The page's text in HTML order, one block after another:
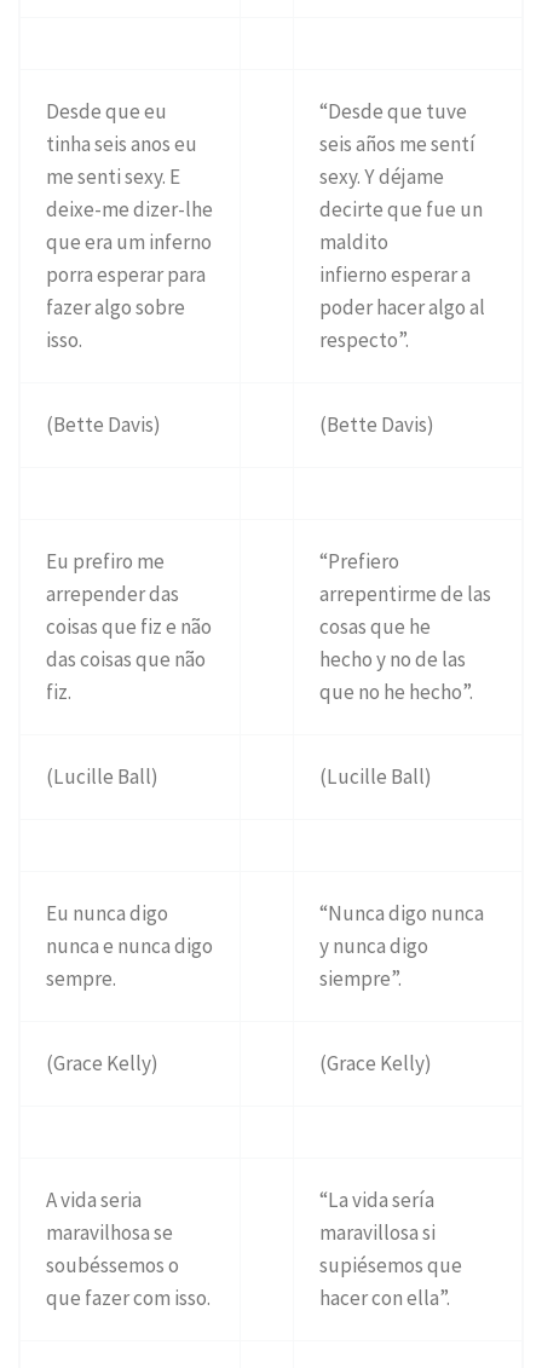
Desde que eu
tinha seis anos eu
me senti sexy. E
deixe-me dizer-lhe
que era um inferno
porra esperar para
fazer algo sobre
isso.
“Desde que tuve
seis años me sentí
sexy. Y déjame
decirte que fue un
maldito
infierno esperar a
poder hacer algo al
respecto”.
(Bette Davis) (Bette Davis)
Eu prefiro me
arrepender das
coisas que fiz e não
das coisas que não
fiz.
“Prefiero
arrepentirme de las
cosas que he
hecho y no de las
que no he hecho”.
(Lucille Ball) (Lucille Ball)
Eu nunca digo
nunca e nunca digo
sempre.
“Nunca digo nunca
y nunca digo
siempre”.
(Grace Kelly) (Grace Kelly)
A vida seria
maravilhosa se
soubéssemos o
que fazer com isso.
“La vida sería
maravillosa si
supiésemos que
hacer con ella”.